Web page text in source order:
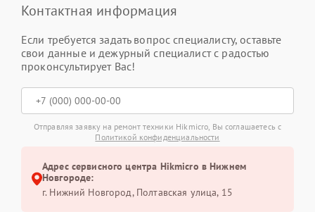
Контактная информация
Если требуется задать вопрос специалисту, оставьте
свои данные и дежурный специалист с радостью
проконсультирует Вас!
Отправляя заявку на ремонт техники Hikmicro, Вы соглашаетесь с
Политикой конфиденциальности
Адрес сервисного центра Hikmicro в Нижнем
Новгороде:
г. Нижний Новгород, Полтавская улица, 15